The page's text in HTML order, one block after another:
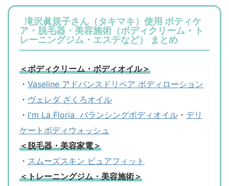
滝沢眞規子さん（タキマキ）使用 ボティケ
ア・脱毛器・美容施術（ボディクリーム・ト
レーニングジム・エステなど） まとめ
＜ボディクリーム・ボディオイル＞
・ Vaseline アドバンスドリペア ボディローション
・ ヴェレダ ざくろオイル
・ I'm La Floria バランシングボディオイル ・ デリ
ケートボディウォッシュ
＜脱毛器・美容家電＞
・ スムーズスキン ピュアフィット
＜トレーニングジム・美容施術＞